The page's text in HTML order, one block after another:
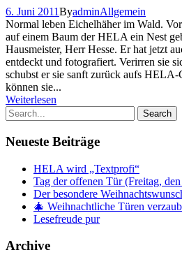
6. Juni 2011ByadminAllgemein
Normal leben Eichelhäher im Wald.
auf einem Baum der HELA ein Nest
Hausmeister, Herr Hesse. Er hat jetzt
entdeckt und fotografiert. Verirren sie
schubst er sie sanft zurück aufs HELA-
können sie...
Weiterlesen
Neueste Beiträge
HELA wird „Textprofi“
Tag der offenen Tür (Freitag,
Der besondere
🎄 Weihnachtliche Türen
Lesefreude pur
Archive